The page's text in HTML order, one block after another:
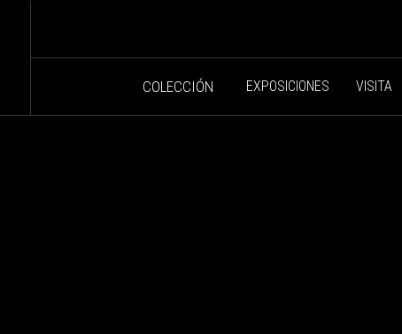
COLECCIÓN EXPOSICIONES VISITA